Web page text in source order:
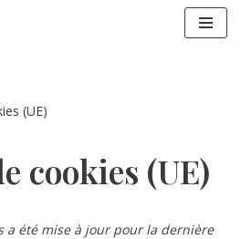
(UE)
cookies (UE)
a été mise à jour pour la dernière